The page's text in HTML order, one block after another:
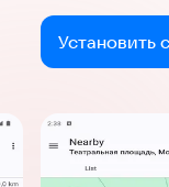
Установить